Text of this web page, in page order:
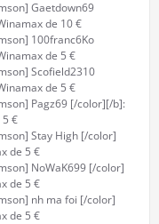
Gaetdown69
de 10 €
100franc6Ko
de 5 €
Scofield2310
de 5 €
Pagz69 [/color][/b]:
€
Stay High [/color]
de 5 €
NoWaK699 [/color]
de 5 €
nh ma foi [/color]
de 5 €